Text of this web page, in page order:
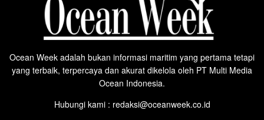
Ocean Week adalah bukan informasi maritim yang pertama tetapi
yang terbaik, terpercaya dan akurat dikelola oleh PT Multi Media
Ocean Indonesia.
Hubungi kami : redaksi@oceanweek.co.id